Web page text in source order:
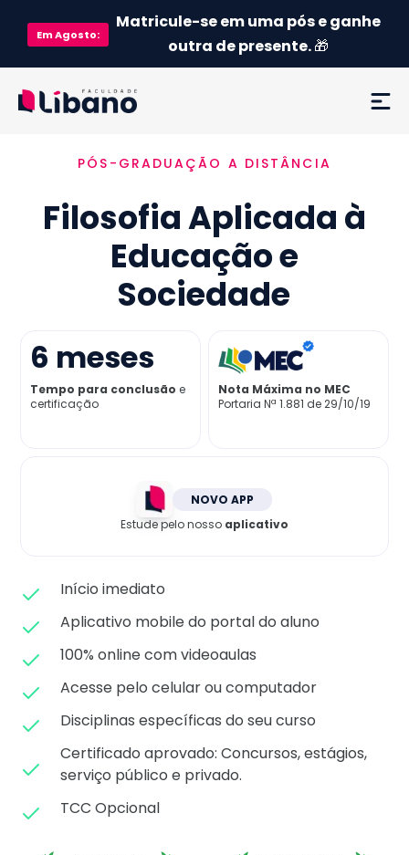
EmAgosto:
Matricule-se em uma pós e ganhe
outra de presente.🎁
Ementa
Como funciona
Credenciamento MEC
Já sou aluno
PÓS-GRADUAÇÃO A DISTÂNCIA
Filosofia Aplicada à
Educação e
Sociedade
6 meses
Tempo para conclusão e
certificação
Nota Máxima no MEC
Portaria Nª 1.881 de 29/10/19
NOVO APP
Estude pelo nosso aplicativo
Início imediato
Aplicativo mobile do portal do aluno
100% online com videoaulas
Acesse pelo celular ou computador
Disciplinas específicas do seu curso
Certificado aprovado: Concursos, estágios,
serviço público e privado.
TCC Opcional